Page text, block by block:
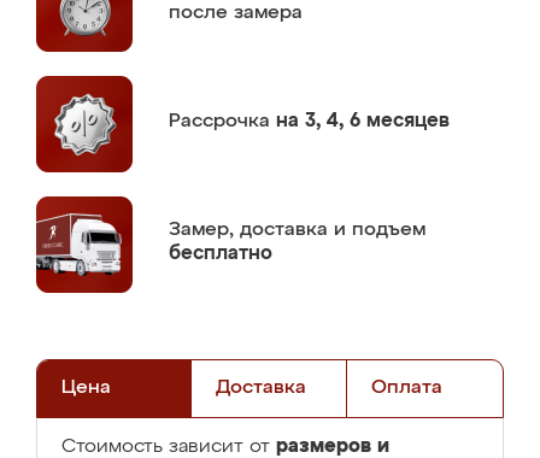
после замера
Рассрочка на 3, 4, 6 месяцев
Замер, доставка и подъем
бесплатно
Цена Доставка Оплата
Стоимость зависит от размеров и